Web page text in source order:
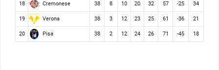
18 Cremonese 38 8 10 20 32 57 -25 34
19 Verona 38 3 12 23 25 61 -36 21
20 Pisa 38 2 12 24 26 71 -45 18